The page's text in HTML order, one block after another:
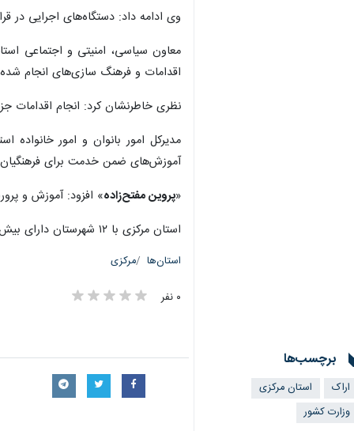
وی ادامه داد: دستگاه‌های اجرایی در
معاون سیاسی، امنیتی و اجتماعی
اقدامات و فرهنگ سازی‌های انجام
نظری خاطرنشان کرد: انجام اقدامات
آموزش‌های ضمن خدمت برای فرهنگیان
«پروین مفتح‌زاده» افزود: آموزش و
استان مرکزی با ۱۲ شهرستان دارای بیش از یک میلیون و ۴۸۰ هزار نفر جمعیت است.
استان‌ها مرکزی
۰ نفر
برچسب‌ها
اراک
استان مرکزی
وزارت کشور